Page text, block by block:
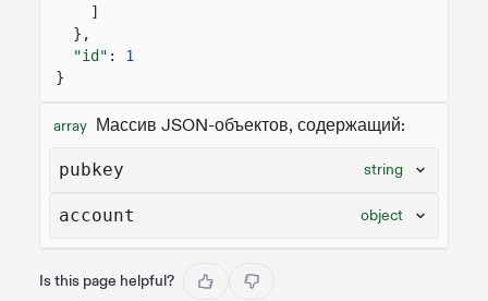
]
},
"id" :
1
}
array Массив JSON-объектов, содержащий:
pubkey string
account object
Is this page helpful?